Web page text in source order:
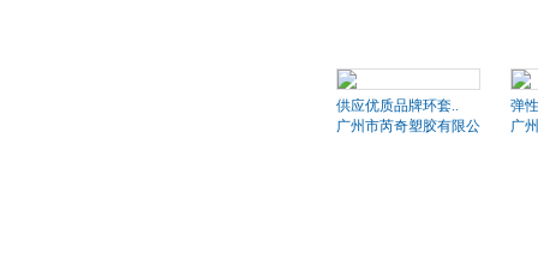
供应优质品牌环套..
广州市芮奇塑胶有限公司
弹
广